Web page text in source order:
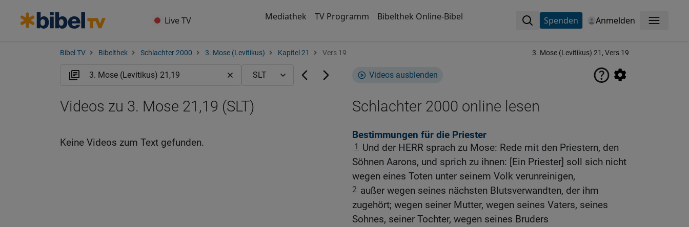
Live TV Mediathek TV Programm Bibelthek Online-Bibel Spenden Anmelden Menü
Bibel TV Bibelthek Schlachter 2000 3. Mose (Levitikus) Kapitel 21 Vers 19 3. Mose (Levitikus) 21, Vers 19
Videos ausblenden
Schlachter 2000 online lesen
Bestimmungen für die Priester
1
Und der HERR sprach zu Mose: Rede mit den Priestern, den
Söhnen Aarons, und sprich zu ihnen: [Ein Priester] soll sich nicht
wegen eines Toten unter seinem Volk verunreinigen,
2 außer wegen seines nächsten Blutsverwandten, der ihm
zugehört; wegen seiner Mutter, wegen seines Vaters, seines
Sohnes, seiner Tochter, wegen seines Bruders
Videos zu 3. Mose 21,19 (SLT)
Keine Videos zum Text gefunden.